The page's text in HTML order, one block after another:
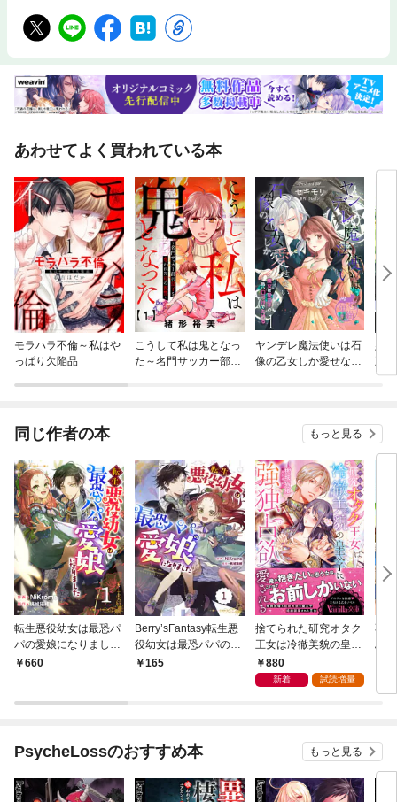
あわせてよく買われている本
モラハラ不倫～私はや
っぱり欠陥品
こうして私は鬼となっ
た～名門サッカー部に
ヤンデレ魔法使いは石
像の乙女しか愛せない
婚
役
同じ作者の本 もっと見る
転生悪役幼女は最恐パ
パの愛娘になりました
1巻660
Berry’sFantasy転生悪
役幼女は最恐パパの愛
娘になりました 1巻
165
捨てられた研究オタク
王女は冷徹美貌の皇太
子に強独占欲で愛され
る
880
新着 試読増量
不
ぶ
PsycheLossのおすすめ本 もっと見る